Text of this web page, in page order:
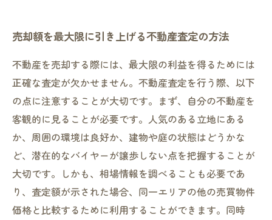
売却額を最大限に引き上げる不動産査定の方法
不動産を売却する際には、最大限の利益を得るためには
正確な査定が欠かせません。不動産査定を行う際、以下
の点に注意することが大切です。まず、自分の不動産を
客観的に見ることが必要です。人気のある立地にある
か、周囲の環境は良好か、建物や庭の状態はどうかな
ど、潜在的なバイヤーが譲歩しない点を把握することが
大切です。しかも、相場情報を調べることも必要であ
り、査定額が示された場合、同一エリアの他の売買物件
価格と比較するために利用することができます。同時